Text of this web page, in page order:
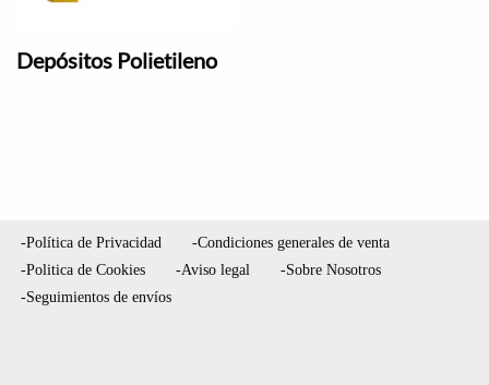
Depósitos Polietileno
-Política de Privacidad
-Condiciones generales de venta
-Politica de Cookies
-Aviso legal
-Sobre Nosotros
-Seguimientos de envíos